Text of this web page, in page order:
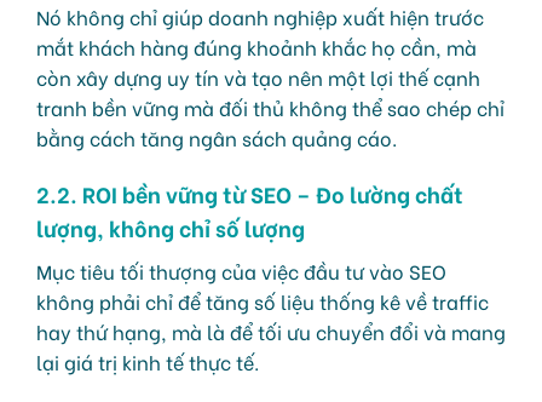
Nó không chỉ giúp doanh nghiệp xuất hiện trước
mắt khách hàng đúng khoảnh khắc họ cần, mà
còn xây dựng uy tín và tạo nên một lợi thế cạnh
tranh bền vững mà đối thủ không thể sao chép chỉ
bằng cách tăng ngân sách quảng cáo.
2.2. ROI bền vững từ SEO – Đo lường chất
lượng, không chỉ số lượng
Mục tiêu tối thượng của việc đầu tư vào SEO
không phải chỉ để tăng số liệu thống kê về traffic
hay thứ hạng, mà là để tối ưu chuyển đổi và mang
lại giá trị kinh tế thực tế.